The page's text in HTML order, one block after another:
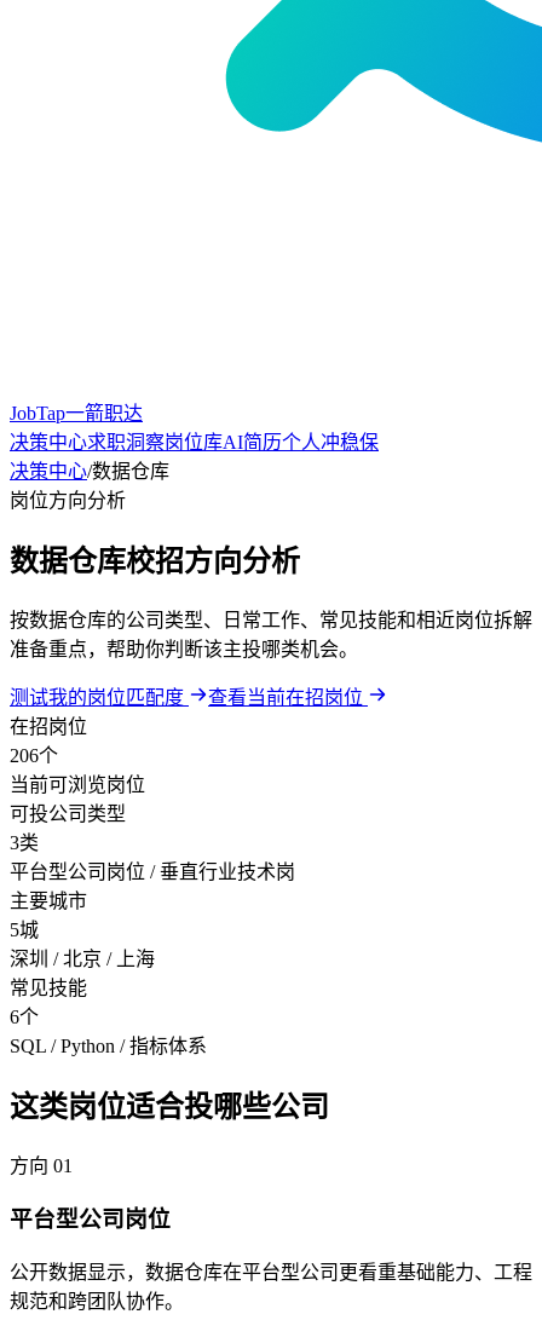
JobTap一箭职达
决策中心求职洞察岗位库AI简历个人冲稳保
决策中心/数据仓库
岗位方向分析
数据仓库校招方向分析
按数据仓库的公司类型、日常工作、常见技能和相近岗位拆解
准备重点，帮助你判断该主投哪类机会。
测试我的岗位匹配度
查看当前在招岗位
在招岗位
206个
当前可浏览岗位
可投公司类型
3类
平台型公司岗位 / 垂直行业技术岗
主要城市
5城
深圳 / 北京 / 上海
常见技能
6个
SQL / Python / 指标体系
这类岗位适合投哪些公司
方向 01
平台型公司岗位
公开数据显示，数据仓库在平台型公司更看重基础能力、工程
规范和跨团队协作。